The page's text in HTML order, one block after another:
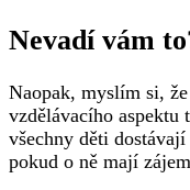
Nevadí vám
Naopak, myslím si,
vzdělávacího
všechny děti
pokud o ně mají